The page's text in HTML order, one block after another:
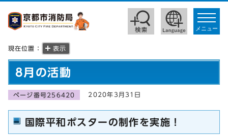
toggle
メニュー
現在位置： 表示
8月の活動
ページ番号256420 2020年3月31日
国際平和ポスターの制作を実施！